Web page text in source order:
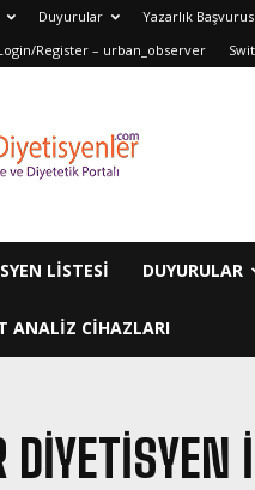
Duyurular Yazarlık
Register – urban_observer
LISTESI DUYURULAR
ANALIZ CIHAZLARI
DIYETISYEN